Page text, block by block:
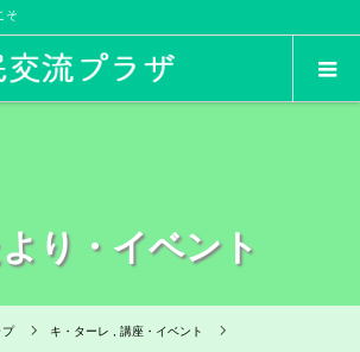
そ
り・イベント
プ キ・ターレ ,講座・イベント